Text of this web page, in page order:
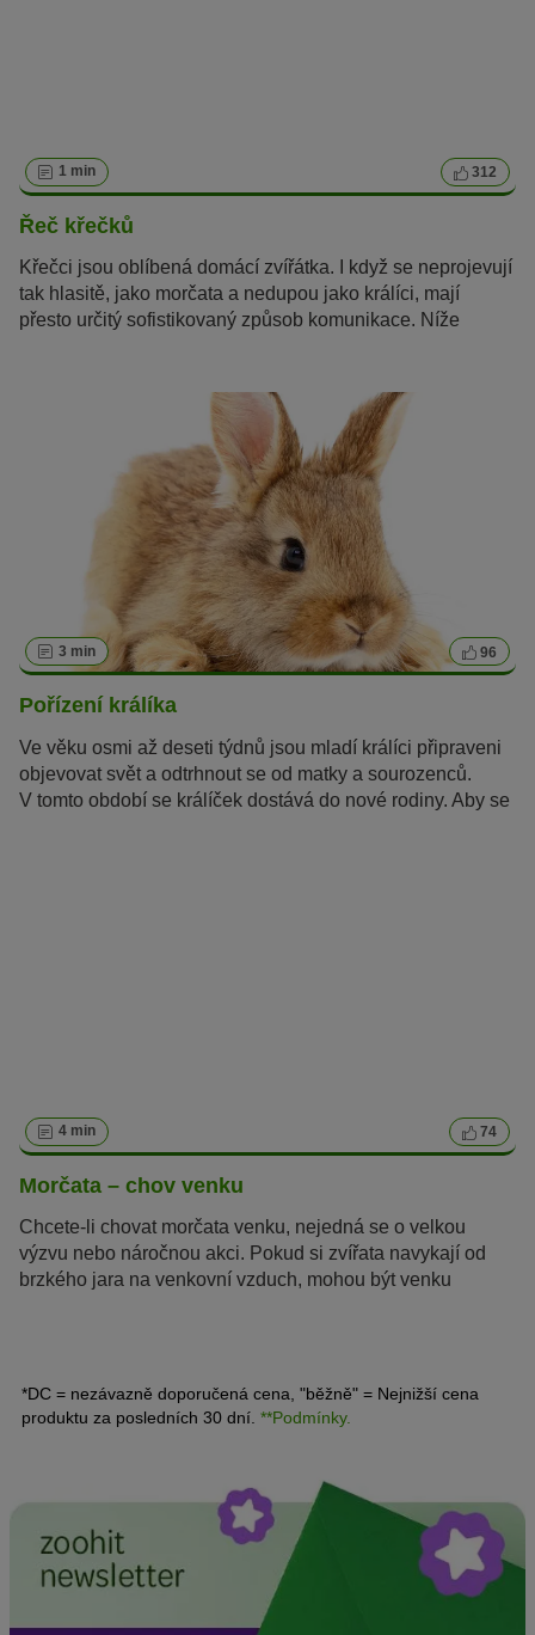
1 min 312
Řeč křečků
Křečci jsou oblíbená domácí zvířátka. I když se neprojevují
tak hlasitě, jako morčata a nedupou jako králíci, mají
přesto určitý sofistikovaný způsob komunikace. Níže
3 min 96
Pořízení králíka
Ve věku osmi až deseti týdnů jsou mladí králíci připraveni
objevovat svět a odtrhnout se od matky a sourozenců.
V tomto období se králíček dostává do nové rodiny. Aby se
4 min 74
Morčata – chov venku
Chcete-li chovat morčata venku, nejedná se o velkou
výzvu nebo náročnou akci. Pokud si zvířata navykají od
brzkého jara na venkovní vzduch, mohou být venku
*DC = nezávazně doporučená cena, "běžně" = Nejnižší cena
produktu za posledních 30 dní. **Podmínky.